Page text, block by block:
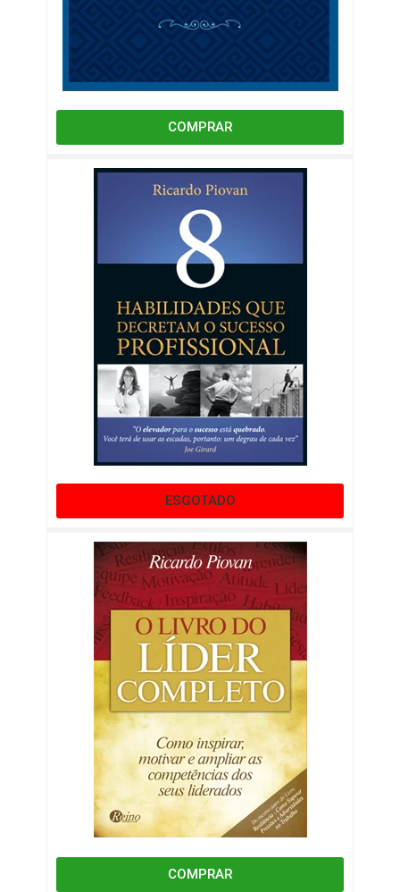
COMPRAR
ESGOTADO
COMPRAR